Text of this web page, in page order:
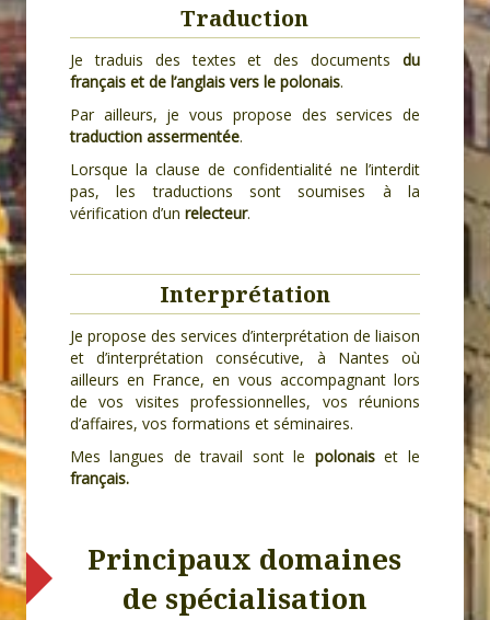
Traduction
Je traduis des textes et des documents du
français et de l’anglais vers le polonais.
Par ailleurs, je vous propose des services de
traduction assermentée.
Lorsque la clause de confidentialité ne l’interdit
pas, les traductions sont soumises à la
vérification d’un relecteur.
Interprétation
Je propose des services d’interprétation de liaison
et d’interprétation consécutive, à Nantes où
ailleurs en France, en vous accompagnant lors
de vos visites professionnelles, vos réunions
d’affaires, vos formations et séminaires.
Mes langues de travail sont le polonaiset le
français.
Principaux domaines
de spécialisation